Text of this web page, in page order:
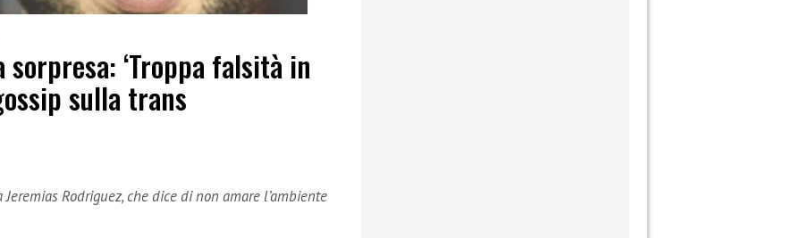
sorpresa: ‘Troppa falsità in
sulla trans
Rodriguez, che dice di non amare l’ambiente